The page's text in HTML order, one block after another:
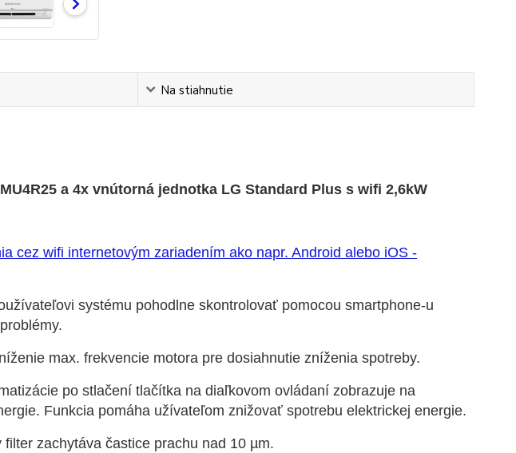
Na stiahnutie
a 4x vnútorná jednotka LG Standard Plus s wifi 2,6kW
cez wifi internetovým zariadením ako napr. Android alebo iOS -
systému pohodlne skontrolovať pomocou smartphone-u
max. frekvencie motora pre dosiahnutie zníženia spotreby.
po stlačení tlačítka na diaľkovom ovládaní zobrazuje na
Funkcia pomáha užívateľom znižovať spotrebu elektrickej energie.
filter zachytáva častice prachu nad 10 µm.